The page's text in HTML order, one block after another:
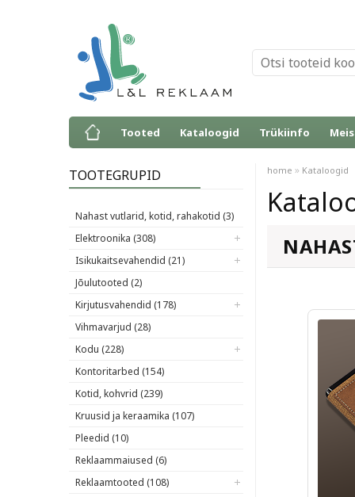
Tooted Kataloogid Trükiinfo
TOOTEGRUPID
Nahast vutlarid, kotid, rahakotid (3)
Elektroonika (308)
Isikukaitsevahendid (21)
Jõulutooted (2)
Kirjutusvahendid (178)
Vihmavarjud (28)
Kodu (228)
Kontoritarbed (154)
Kotid, kohvrid (239)
Kruusid ja keraamika (107)
Pleedid (10)
Reklaammaiused (6)
Reklaamtooted (108)
home » Kataloogid